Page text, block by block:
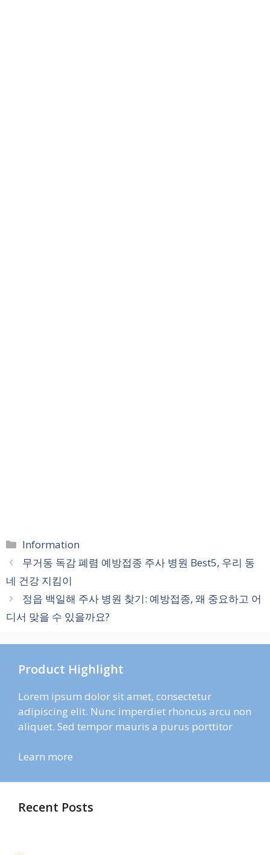
카
테
고
리
Information
무거동 독감 폐렴 예방접종 주사 병원 Best5, 우리 동
네 건강 지킴이
정읍 백일해 주사 병원 찾기: 예방접종, 왜 중요하고 어
디서 맞을 수 있을까요?
Product Highlight
Lorem ipsum dolor sit amet, consectetur
adipiscing elit. Nunc imperdiet rhoncus arcu non
aliquet. Sed tempor mauris a purus porttitor
Learn more
Recent Posts